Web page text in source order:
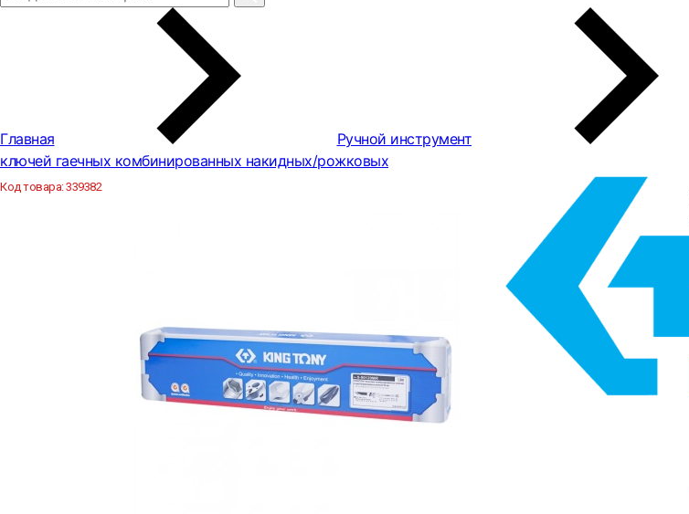
Главная Ручной инструмент
ключей гаечных комбинированных накидных/рожковых
Код товара:339382